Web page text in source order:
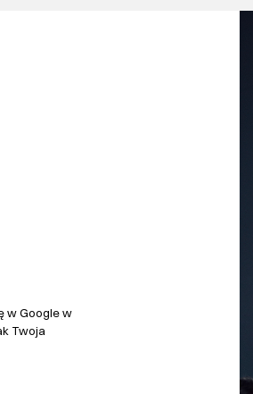
w Google w
Twoja